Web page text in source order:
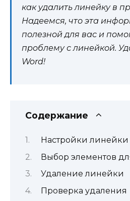
как удалить линейку в
Надеемся, что эта
полезной для вас и
проблему с линейкой.
Word!
Содержание
Настройки линейки
Выбор элементов
Удаление линейки
Проверка удаления